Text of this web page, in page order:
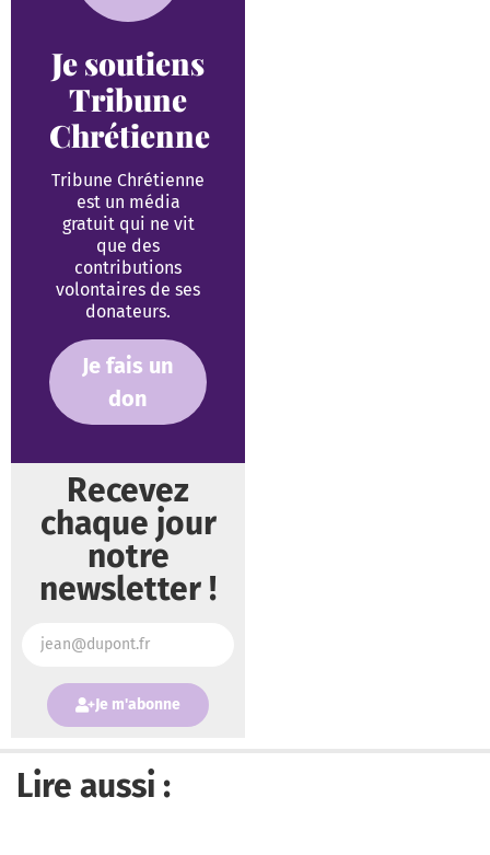
Je soutiens
Tribune
Chrétienne
Tribune Chrétienne
est un média
gratuit qui ne vit
que des
contributions
volontaires de ses
donateurs.
Je fais un
don
Recevez
chaque jour
notre
newsletter !
Je m'abonne
Lire aussi :